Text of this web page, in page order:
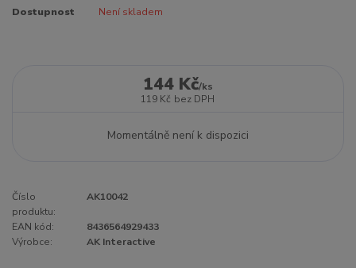
Dostupnost Není skladem
144 Kč/ks
119 Kč bez DPH
Momentálně není k dispozici
Číslo
produktu:
AK10042
EAN kód:
8436564929433
Výrobce:
AK Interactive